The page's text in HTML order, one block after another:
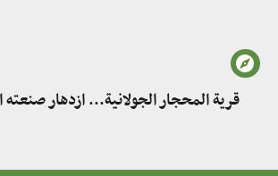
قرية المحجار الجولانية... ازدهار صنعته